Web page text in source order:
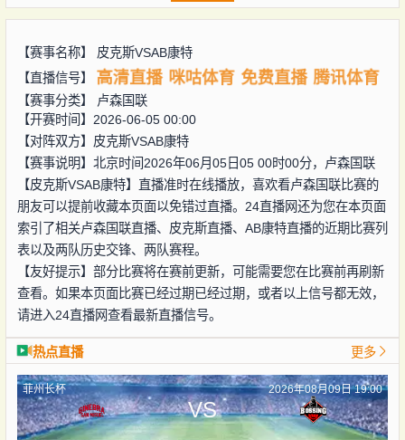
【赛事名称】 皮克斯VSAB康特
【直播信号】
高清直播 咪咕体育 免费直播 腾讯体育
【赛事分类】
卢森国联
【开赛时间】2026-06-05 00:00
【对阵双方】 皮克斯VSAB康特
【赛事说明】北京时间2026年06月05日05 00时00分，卢森国联
【皮克斯VSAB康特】直播准时在线播放，喜欢看卢森国联比赛的
朋友可以提前收藏本页面以免错过直播。24直播网还为您在本页面
索引了相关卢森国联直播、皮克斯直播、AB康特直播的近期比赛列
表以及两队历史交锋、两队赛程。
【友好提示】部分比赛将在赛前更新，可能需要您在比赛前再刷新
查看。如果本页面比赛已经过期已经过期，或者以上信号都无效，
请进入24直播网查看最新直播信号。
热点直播 更多
菲州长杯 2026年08月09日 19:00
VS